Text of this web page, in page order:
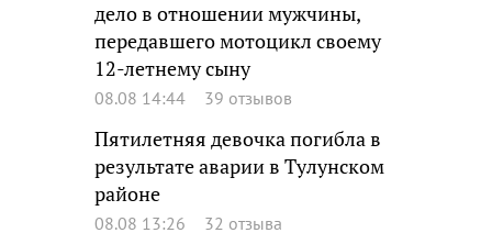
дело в отношении мужчины,
передавшего мотоцикл своему
12-летнему сыну
08.08 14:44 39 отзывов
Пятилетняя девочка погибла в
результате аварии в Тулунском
районе
08.08 13:26 32 отзыва